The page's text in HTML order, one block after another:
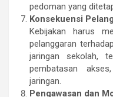
pedoman yang
Konsekuensi
Kebijakan harus
pelanggaran
jaringan sekolah,
pembatasan
jaringan.
Pengawasan dan